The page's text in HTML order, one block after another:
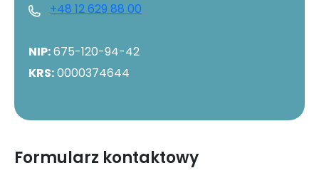
+48 12 629 88 00
NIP:675-120-94-42
KRS:0000374644
Formularz kontaktowy